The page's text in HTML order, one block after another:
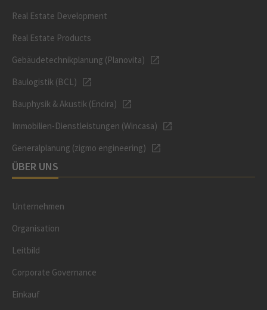
Real Estate Development
Real Estate Products
Gebäudetechnikplanung (Planovita)
Baulogistik (BCL)
Bauphysik & Akustik (Encira)
Immobilien-Dienstleistungen (Wincasa)
Generalplanung (zigmo engineering)
ÜBER UNS
Unternehmen
Organisation
Leitbild
Corporate Governance
Einkauf